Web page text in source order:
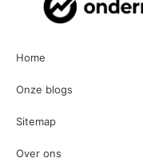
Home
Onze blogs
Sitemap
Over ons